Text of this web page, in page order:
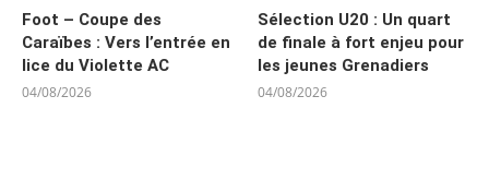
Foot – Coupe des
Caraïbes : Vers l’entrée en
lice du Violette AC
04/08/2026
Sélection U20 : Un quart
de finale à fort enjeu pour
les jeunes Grenadiers
04/08/2026